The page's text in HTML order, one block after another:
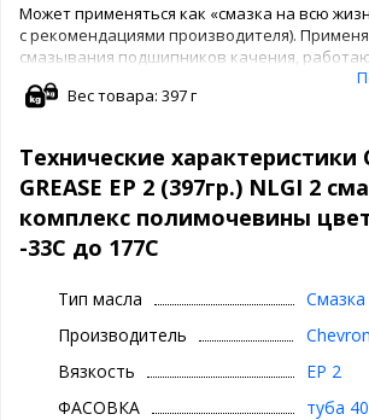
Может применяться как «смазка на всю
с рекомендациями производителя).
смазывания подшипников качения,
частотах вращения (10 000 мин-1 и выше).
Torrington и American Koyo;
изготовителиэлектродвигателей: Reliance
Motors Division of Emerson Electric Company;
Magnetek National Coil Company и Lincoln
изготовители автомобилей: Chrysler, General
Вес товара: 397 г
Технические характеристики
GREASE EP 2 (397гр.) NLGI 2
комплекс полимочевины
-33C до 177С
Тип масла
Смазка
Производитель
Вязкость
EP 2
ФАСОВКА
туба